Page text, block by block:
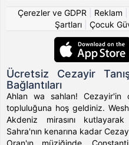
Çerezler ve GDPR
Reklam
Şartları| Çocuk
Ücretsiz Cezayir
Bağlantıları
Ahlan wa sahlan! Cezayir'in
topluluğuna hoş geldiniz.
Akdeniz mirasını
Sahra'nın kenarına kadar
Oran'ın müziğinde,